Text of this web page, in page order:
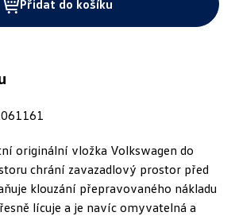
originální vložka Volkswagen do
chrání zavazadlový prostor před
klouzání přepravovaného nákladu
lícuje a je navíc omyvatelná a
Přidat do košíku